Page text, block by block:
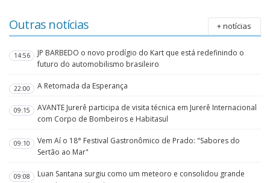
Outras notícias + notícias
14:56
JP BARBEDO o novo prodígio do Kart que está redefinindo o
futuro do automobilismo brasileiro
22:00 A Retomada da Esperança
09:15
AVANTE Jurerê participa de visita técnica em Jurerê Internacional
com Corpo de Bombeiros e Habitasul
09:10
Vem Aí o 18° Festival Gastronômico de Prado: "Sabores do
Sertão ao Mar"
09:08
Luan Santana surgiu como um meteoro e consolidou grande